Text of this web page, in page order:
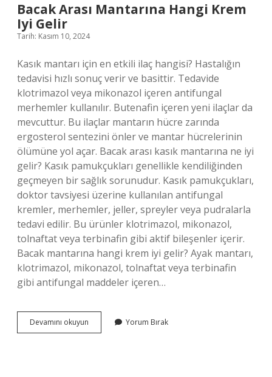
Bacak Arası Mantarına Hangi Krem
Iyi Gelir
Tarih: Kasım 10, 2024
Kasık mantarı için en etkili ilaç hangisi? Hastalığın
tedavisi hızlı sonuç verir ve basittir. Tedavide
klotrimazol veya mikonazol içeren antifungal
merhemler kullanılır. Butenafin içeren yeni ilaçlar da
mevcuttur. Bu ilaçlar mantarın hücre zarında
ergosterol sentezini önler ve mantar hücrelerinin
ölümüne yol açar. Bacak arası kasık mantarına ne iyi
gelir? Kasık pamukçukları genellikle kendiliğinden
geçmeyen bir sağlık sorunudur. Kasık pamukçukları,
doktor tavsiyesi üzerine kullanılan antifungal
kremler, merhemler, jeller, spreyler veya pudralarla
tedavi edilir. Bu ürünler klotrimazol, mikonazol,
tolnaftat veya terbinafin gibi aktif bileşenler içerir.
Bacak mantarına hangi krem iyi gelir? Ayak mantarı,
klotrimazol, mikonazol, tolnaftat veya terbinafin
gibi antifungal maddeler içeren…
Devamını okuyun
Arası
Yorum Bırak